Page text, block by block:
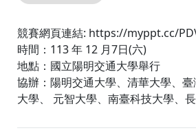
競賽網頁連結: https://myppt.cc/
時間：113 年 12 月7日(六)
地點：國立陽明交通大學舉行
協辦：陽明交通大學、清華大學、
大學、 元智大學、南臺科技大學、